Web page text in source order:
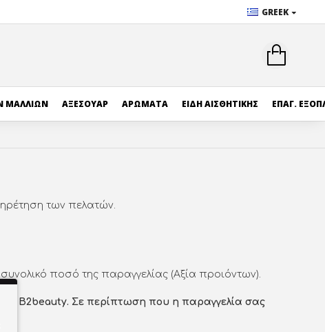
GREEK
ΜΑΛΛΙΩΝ ΑΞΕΣΟΥΑΡ ΑΡΩΜΑΤΑ ΕΙΔΗ ΑΙΣΘΗΤΙΚΗΣ ΕΠΑΓ.
των πελατών.
ποσό της παραγγελίας (Αξία προιόντων).
B2beauty. Σε περίπτωση που η παραγγελία σας